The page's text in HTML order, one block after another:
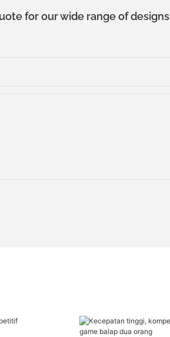
for our wide range of designs